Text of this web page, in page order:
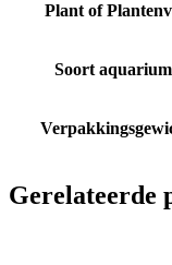
Plant of
Soort
Gerelateerde